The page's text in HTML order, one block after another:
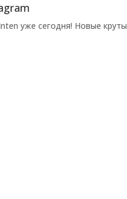
уже сегодня! Новые